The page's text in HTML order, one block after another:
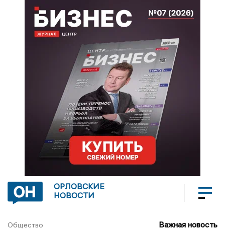
ОРЛОВСКИЕ
НОВОСТИ
Общество Важная новость